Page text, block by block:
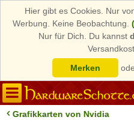
Hier gibt es Cookies. Nur
Werbung. Keine Beobachtung.
Nur für Dich. Du kannst
Merken
Grafikkarten von Nvidia